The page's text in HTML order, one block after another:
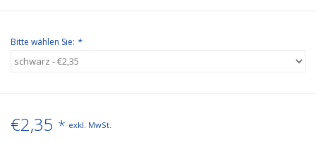
Bitte wählen Sie: *
€2,35 * exkl. MwSt.